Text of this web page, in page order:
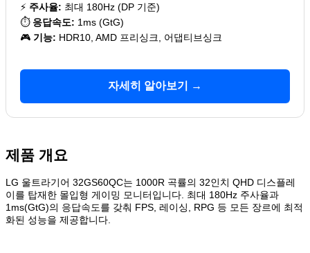
⚡ 주사율: 최대 180Hz (DP 기준)
⏱️ 응답속도: 1ms (GtG)
🎮 기능: HDR10, AMD 프리싱크, 어댑티브싱크
자세히 알아보기 →
제품 개요
LG 울트라기어 32GS60QC는 1000R 곡률의 32인치 QHD 디스플레
이를 탑재한 몰입형 게이밍 모니터입니다. 최대 180Hz 주사율과
1ms(GtG)의 응답속도를 갖춰 FPS, 레이싱, RPG 등 모든 장르에 최적
화된 성능을 제공합니다.